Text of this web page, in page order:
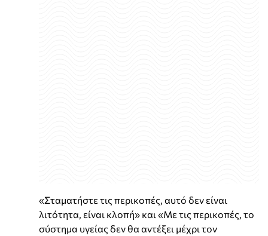
«Σταματήστε τις περικοπές, αυτό δεν είναι
λιτότητα, είναι κλοπή» και «Με τις περικοπές, το
σύστημα υγείας δεν θα αντέξει μέχρι τον